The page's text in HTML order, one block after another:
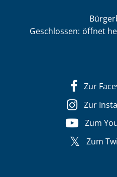
Klicken, um weitere
Geschlossen: öffnet
Zur
Zur
Zum
Zum